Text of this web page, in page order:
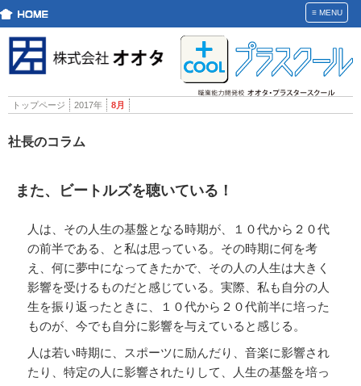
≡MENU
トップページ 2017年 8月
社長のコラム
また、ビートルズを聴いている！
人は、その人生の基盤となる時期が、１０代から２０代
の前半である、と私は思っている。その時期に何を考
え、何に夢中になってきたかで、その人の人生は大きく
影響を受けるものだと感じている。実際、私も自分の人
生を振り返ったときに、１０代から２０代前半に培った
ものが、今でも自分に影響を与えていると感じる。
人は若い時期に、スポーツに励んだり、音楽に影響され
たり、特定の人に影響されたりして、人生の基盤を培っ